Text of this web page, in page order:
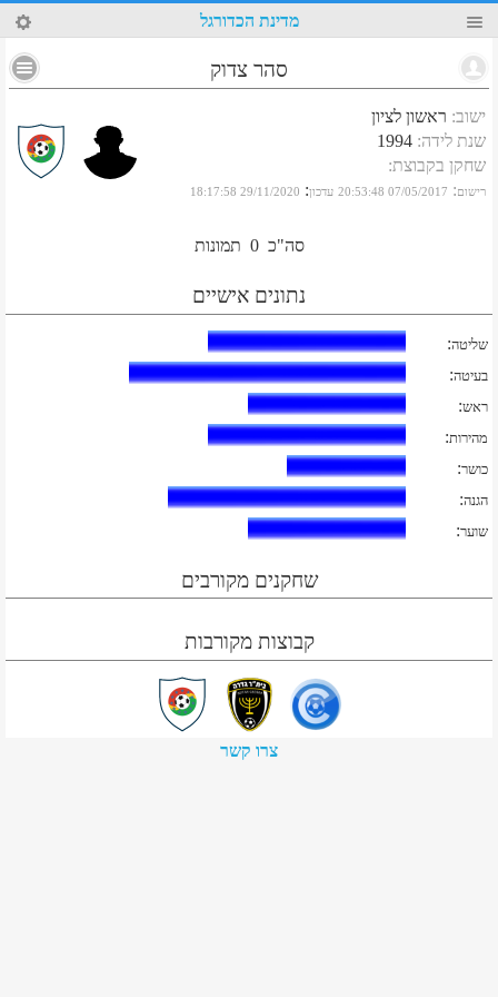
79 מדינת הכדורגל
סהר צדוק
ישוב: ראשון לציון
שנת לידה:
1994
שחקן בקבוצת:
רישום:
07/05/2017 20:53:48 עדכון:
29/11/2020 18:17:58
סה"כ 0 תמונות
נתונים אישיים
שליטה:
בעיטה:
ראש:
מהירות:
כושר:
הגנה:
שוער:
שחקנים מקורבים
קבוצות מקורבות
צרו קשר